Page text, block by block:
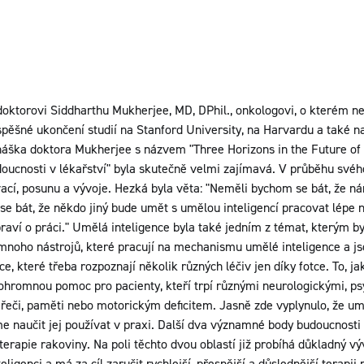
Siddharthu Mukherjee, MD, DPhil., onkologovi, o kterém
ukončení studií na Stanford University, na Harvardu a také
doktora Mukherjee s názvem "Three Horizons in the Future
v lékařství" byla skutečně velmi zajímavá. V průběhu
posunu a vývoje. Hezká byla věta: "Neměli bychom se bát, že
bát, že někdo jiný bude umět s umělou inteligencí pracovat lépe
o práci." Umělá inteligence byla také jedním z témat, kterým
nástrojů, které pracují na mechanismu umělé inteligence a
které třeba rozpoznají několik různých léčiv jen díky fotce. To,
pomoc pro pacienty, kteří trpí různými neurologickými,
paměti nebo motorickým deficitem. Jasně zde vyplynulo, že
naučit jej používat v praxi. Další dva významné body
rakoviny. Na poli těchto dvou oblastí již probíhá důkladný